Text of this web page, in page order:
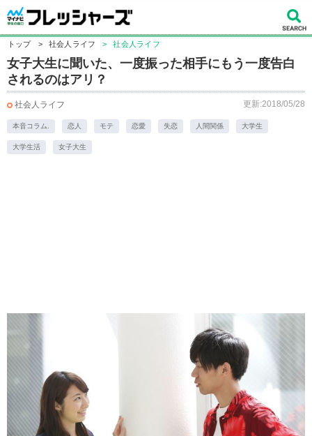
トップ > 社会人ライフ > 社会人ライフ
女子大生に聞いた、一度振った相手にもう一度告白
されるのはアリ？
社会人ライフ 更新:2018/05/28
本音コラム. 恋人 モテ 恋愛 失恋 人間関係 大学生
大学生活 女子大生